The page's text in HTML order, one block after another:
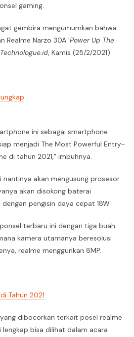
gaming.
gembira mengumumkan bahwa
Realme Narzo 30A 'Power Up The
Technologue.id, Kamis (25/2/2021).
ini sebagai smartphone
menjadi The Most Powerful Entry-
di tahun 2021," imbuhnya.
nantinya akan mengusung prosesor
akan disokong baterai
pengisin daya cepat 18W.
terbaru ini dengan tiga buah
kamera utamanya beresolusi
realme menggunkan 8MP.
Tahun 2021
dibocorkan terkait posel realme
lengkap bisa dilihat dalam acara